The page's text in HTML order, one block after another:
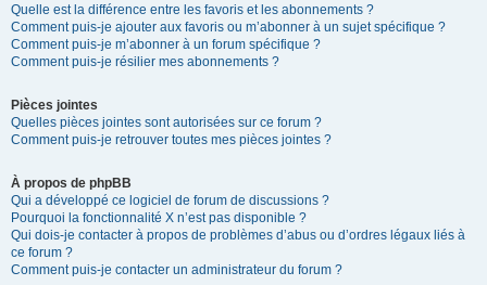
Quelle est la différence entre les favoris et les abonnements ?
Comment puis-je ajouter aux favoris ou m’abonner à un sujet spécifique ?
Comment puis-je m’abonner à un forum spécifique ?
Comment puis-je résilier mes abonnements ?
Pièces jointes
Quelles pièces jointes sont autorisées sur ce forum ?
Comment puis-je retrouver toutes mes pièces jointes ?
À propos de phpBB
Qui a développé ce logiciel de forum de discussions ?
Pourquoi la fonctionnalité X n’est pas disponible ?
Qui dois-je contacter à propos de problèmes d’abus ou d’ordres légaux liés à
ce forum ?
Comment puis-je contacter un administrateur du forum ?